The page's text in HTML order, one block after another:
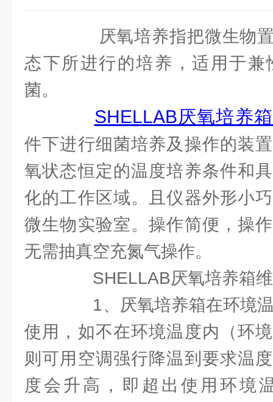
厌氧培养指把微生物置
态下所进行的培养，适用于
菌。
SHELLAB厌氧培养箱
件下进行细菌培养及操作的装
氧状态恒定的温度培养条件和
化的工作区域。且仪器外形小
微生物实验室。操作简便，操
无需抽真空充氮气操作。
SHELLAB厌氧培养箱维
1、厌氧培养箱在环境
使用，如不在环境温度内（环
则可用空调强行降温到要求温
度会升高，即超出使用环境